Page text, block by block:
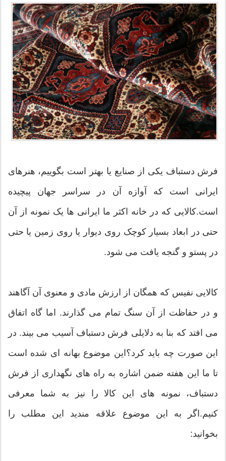
فرش دستباف یکی از صنایع یا بهتر است بگوییم، هنرهای
ایرانی است که آوازه آن در سراسر جهان پیچیده
است.کالایی که در خانه اکثر ما ایرانی ها یک نمونه از آن
حتی در ابعاد بسیار کوچک روی دیوار یا روی زمین یا حتی
در پستو و گنجه یافت می شود.
کالایی نفیس که همگان از ارزش مادی و معنوی آن آگاهند
و در حفاظت از آن سنگ تمام می گذارند. اما گاه اتفاق
می افتد که بنا به دلایلی فرش دستباف آسیب می بیند. در
این صورت چه باید کرد؟این موضوع بهانه ای شده است
تا ما این هفته ضمن اشاره به راه های نگهداری از فرش
دستباف، نمونه های این کالا را نیز به شما معرفی
کنیم.اگر به این موضوع علاقه مندید این مطلب را
بخوانید: